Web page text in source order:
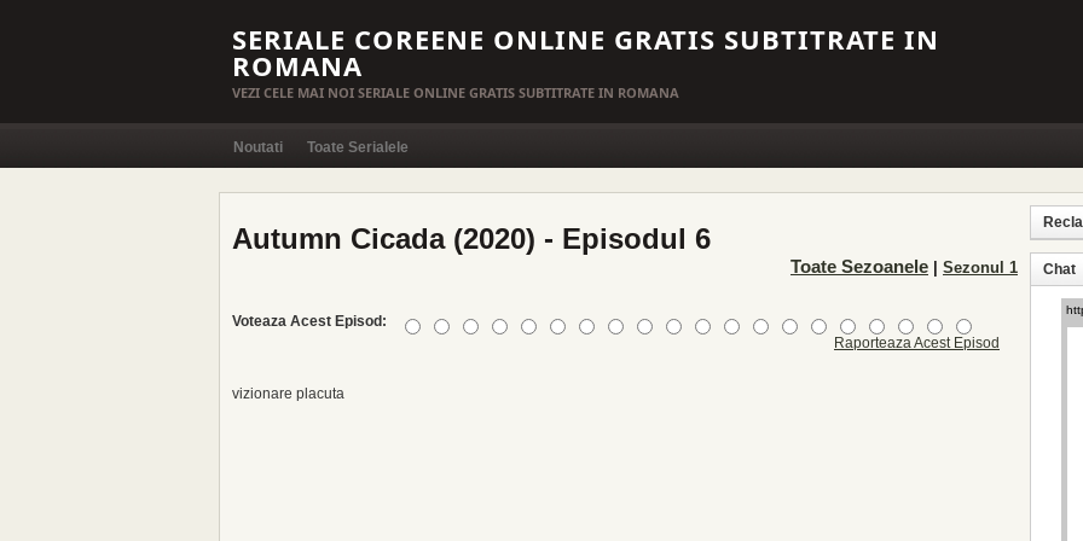
SERIALE COREENE ONLINE GRATIS SUBTITRATE IN
ROMANA
VEZI CELE MAI NOI SERIALE ONLINE GRATIS SUBTITRATE IN ROMANA
Noutati Toate Serialele
Autumn Cicada (2020) - Episodul 6
Toate Sezoanele Sezonul 1
Voteaza Acest Episod:
Raporteaza Acest Episod
vizionare placuta
Chat